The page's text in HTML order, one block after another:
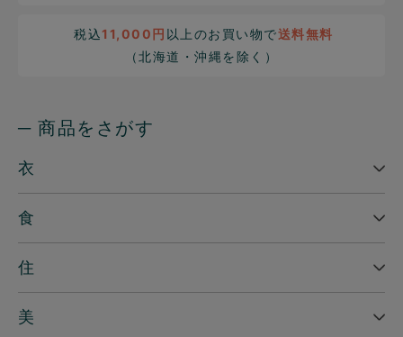
税込11,000円 以上のお買い物で送料無料
（北海道・沖縄を除く）
─ 商品をさがす
衣
食
住
美